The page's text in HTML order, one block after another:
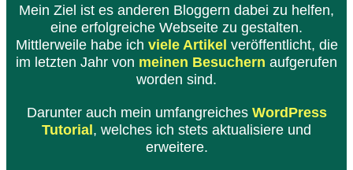
Mein Ziel ist es anderen Bloggern dabei zu helfen,
eine erfolgreiche Webseite zu gestalten.
Mittlerweile habe ich viele Artikel veröffentlicht, die
im letzten Jahr von meinen Besuchern aufgerufen
worden sind.
Darunter auch mein umfangreiches WordPress
Tutorial, welches ich stets aktualisiere und
erweitere.